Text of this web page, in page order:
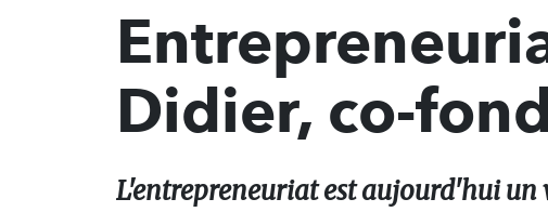
Didier, co-
L'entrepreneuriat est aujourd'hui un